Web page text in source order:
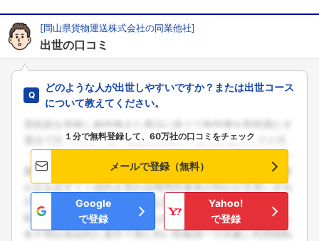
[岡山県貨物運送株式会社の同業他社]
出世の口コミ
どのような人が出世しやすいですか？または出世コース
について教えてください。
１分で無料登録して、60万社の口コミをチェック
メールで登録（無料）
Google
で登録
Yahoo!
で登録